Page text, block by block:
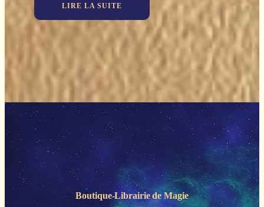
LIRE LA SUITE
Boutique-Librairie deMagie